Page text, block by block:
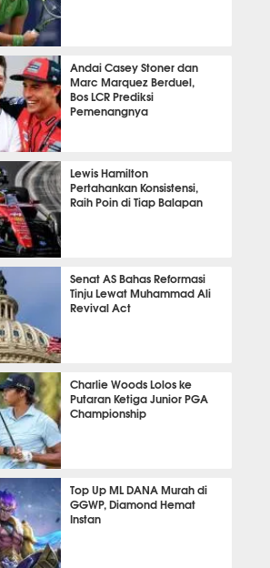
Andai Casey Stoner dan
Marc Marquez Berduel,
Bos LCR Prediksi
Pemenangnya
Lewis Hamilton
Pertahankan Konsistensi,
Raih Poin di Tiap Balapan
Senat AS Bahas Reformasi
Tinju Lewat Muhammad Ali
Revival Act
Charlie Woods Lolos ke
Putaran Ketiga Junior PGA
Championship
Top Up ML DANA Murah di
GGWP, Diamond Hemat
Instan